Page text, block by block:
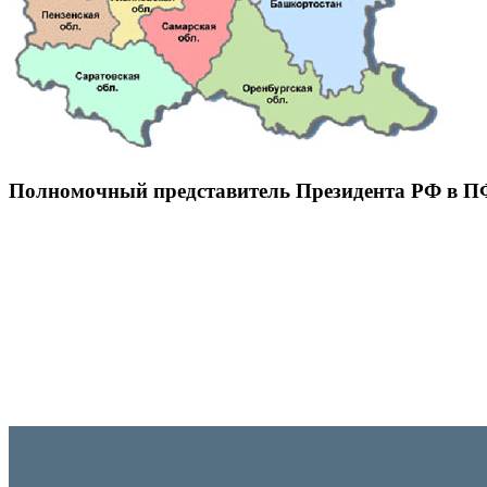
Полномочный представитель Президента РФ в